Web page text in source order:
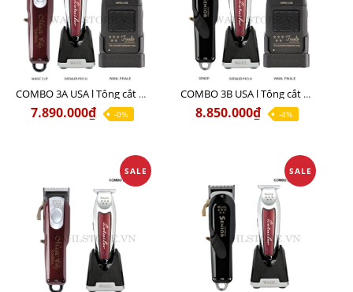
COMBO 3A USA l Tông cắt MAGIC + Tông viền DETAILER PRO LI + Cạo khô FINALE
7.890.000₫ -0%
COMBO 3B USA l Tông cắt SENIOR + Tông viền DETAILER PRO LI + Cạo khô FINALE
8.850.000₫ -4%
SALE SALE